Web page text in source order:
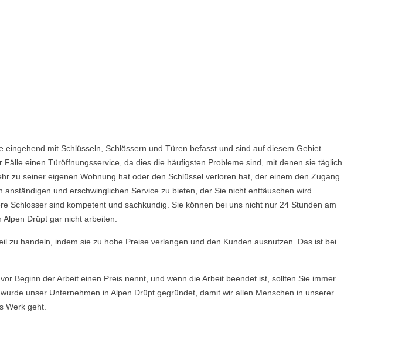
mit Schlüsseln, Schlössern und Türen befasst und sind auf diesem Gebiet
einen Türöffnungsservice, da dies die häufigsten Probleme sind, mit denen sie täglich
zu seiner eigenen Wohnung hat oder den Schlüssel verloren hat, der einem den Zugang
und erschwinglichen Service zu bieten, der Sie nicht enttäuschen wird.
Schlosser sind kompetent und sachkundig. Sie können bei uns nicht nur 24 Stunden am
Drüpt gar nicht arbeiten.
zu handeln, indem sie zu hohe Preise verlangen und den Kunden ausnutzen. Das ist bei
Beginn der Arbeit einen Preis nennt, und wenn die Arbeit beendet ist, sollten Sie immer
unser Unternehmen in Alpen Drüpt gegründet, damit wir allen Menschen in unserer
Werk geht.